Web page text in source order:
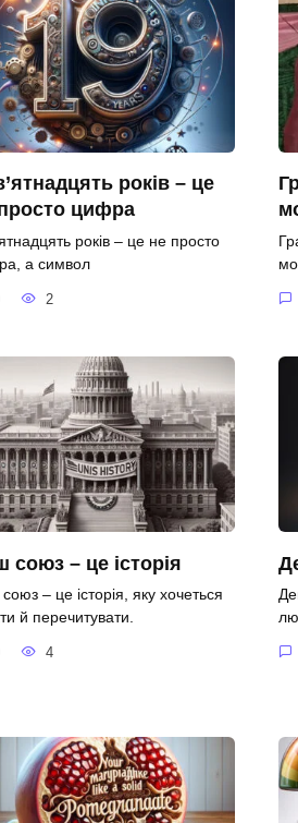
років – це
цифра
років – це не просто
а символ
2
союз – це історія
– це історія, яку хочеться
й перечитувати.
4